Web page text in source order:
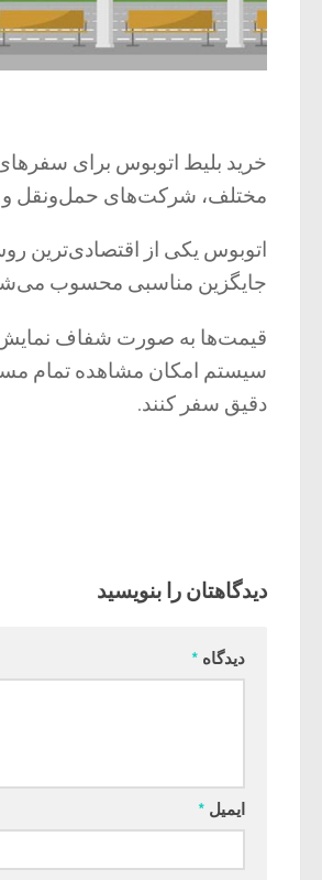
خرید بلیط اتوبوس برای
مختلف، شرکت‌های حمل‌ونقل و
اتوبوس یکی از اقتصادی‌ترین
جایگزین مناسبی محسوب
قیمت‌ها به صورت شفاف نمایش
سیستم امکان مشاهده تمام
دقیق سفر کنند.
دیدگاهتان را بنویسید
دیدگاه *
ایمیل *